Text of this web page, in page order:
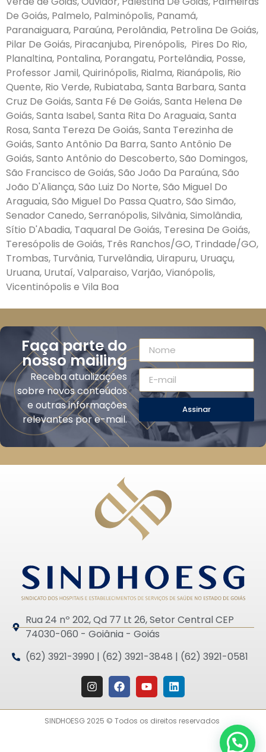
De Goiás, Palmelo, Palminópolis, Panamá,
Paranaiguara, Paraúna, Perolândia, Petrolina De Goiás,
Pilar De Goiás, Piracanjuba, Pirenópolis, Pires Do Rio,
Planaltina, Pontalina, Porangatu, Portelândia, Posse,
Professor Jamil, Quirinópolis, Rialma, Rianápolis, Rio
Quente, Rio Verde, Rubiataba, Santa Barbara, Santa
Cruz De Goiás, Santa Fé De Goiás, Santa Helena De
Goiás, Santa Isabel, Santa Rita Do Araguaia, Santa
Rosa, Santa Tereza De Goiás, Santa Terezinha de
Goiás, Santo Antônio Da Barra, Santo Antônio De
Goiás, Santo Antônio do Descoberto, São Domingos,
São Francisco de Goiás, São João Da Paraúna, São
João D'Aliança, São Luiz Do Norte, São Miguel Do
Araguaia, São Miguel Do Passa Quatro, São Simão,
Senador Canedo, Serranópolis, Silvânia, Simolândia,
Sítio D'Abadia, Taquaral De Goiás, Teresina De Goiás,
Teresópolis de Goiás, Três Ranchos/GO, Trindade/GO,
Trombas, Turvânia, Turvelândia, Uirapuru, Uruaçu,
Uruana, Urutaí, Valparaiso, Varjão, Vianópolis,
Vicentinópolis e Vila Boa
Faça parte do
nosso mailing
Receba atualizações
sobre novos conteúdos
e outras informações
relevantes por e-mail.
Assinar
Rua 24 nº 202, Qd 77 Lt 26, Setor Central CEP
74030-060 - Goiânia - Goiás
(62) 3921-3990 | (62) 3921-3848 | (62) 3921-0581
SINDHOESG 2025 © Todos os direitos reservados